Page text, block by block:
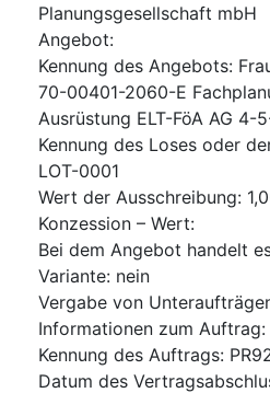
Planungsgesellschaft mbH
Angebot:
Kennung des Angebots:
70-00401-2060-E
Ausrüstung ELT-FöA AG 4-
Kennung des Loses oder
LOT-0001
Wert der Ausschreibung:
Konzession – Wert:
Bei dem Angebot handelt
Variante: nein
Vergabe von
Informationen zum Auftrag:
Kennung des Auftrags:
Datum des